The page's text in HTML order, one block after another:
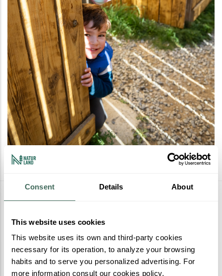
Consent Details About
This website uses cookies
This website uses its own and third-party cookies
necessary for its operation, to analyze your browsing
habits and to serve you personalized advertising. For
more information consult our cookies policy.
Más actividades